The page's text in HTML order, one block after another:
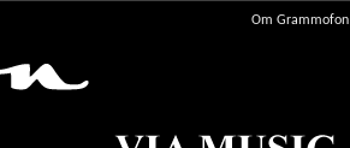
Om Grammofon